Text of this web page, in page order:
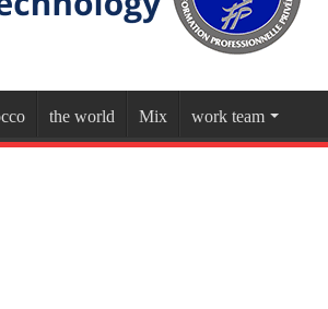
the world Mix work team